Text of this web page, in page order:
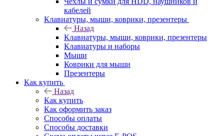
кабелей
Клавиатуры, мыши, коврики, презентеры
Назад
Клавиатуры, мыши, коврики, презентеры
Клавиатуры и наборы
Мыши
Коврики для мыши
Презентеры
Как купить
Назад
Как купить
Как оформить заказ
Способы оплаты
Способы доставки